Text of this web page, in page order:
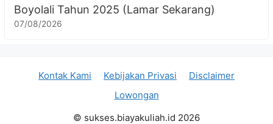
Boyolali Tahun 2025 (Lamar Sekarang)
07/08/2026
Kontak Kami Kebijakan Privasi
Disclaimer
Lowongan
© sukses.biayakuliah.id 2026